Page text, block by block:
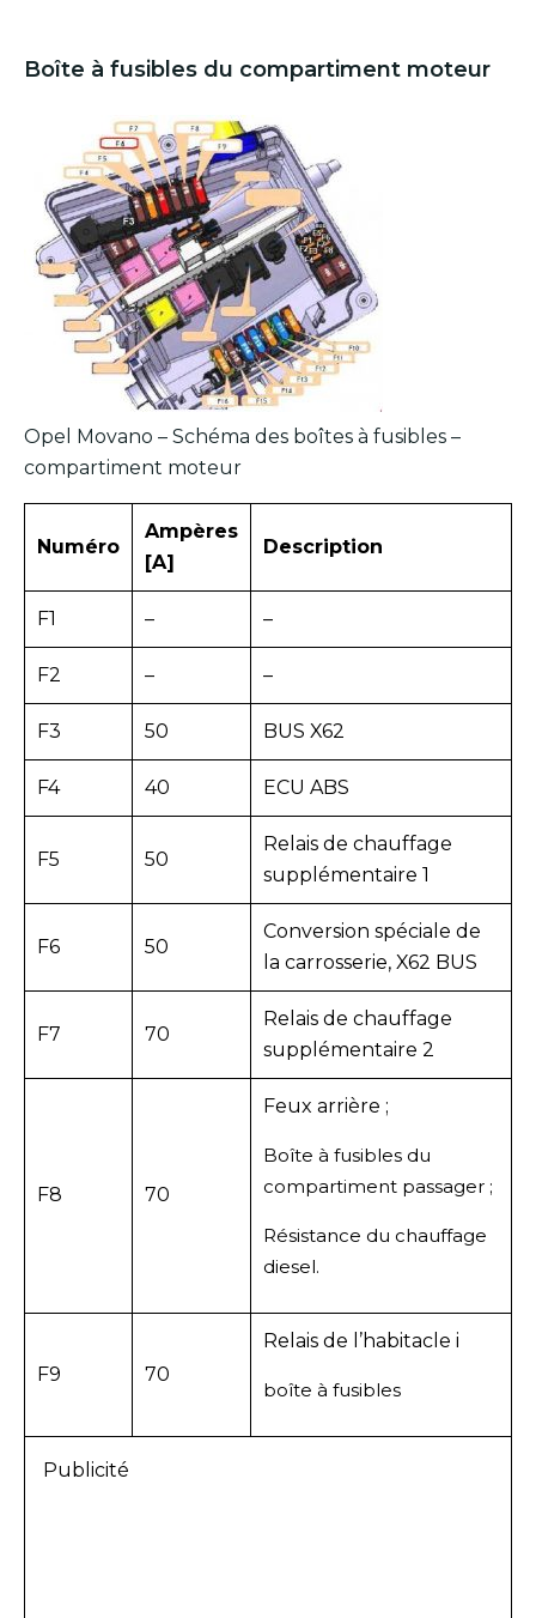
Boîte à fusibles du compartiment moteur
Opel Movano – Schéma des boîtes à fusibles –
compartiment moteur
Numéro
Ampères
[A]
Description
F1 – –
F2 – –
F3 50 BUS X62
F4 40 ECU ABS
F5 50
Relais de chauffage
supplémentaire 1
F6 50
Conversion spéciale de
la carrosserie, X62 BUS
F7 70
Relais de chauffage
supplémentaire 2
F8 70
Feux arrière ;
Boîte à fusibles du
compartiment passager ;
Résistance du chauffage
diesel.
F9 70
Relais de l’habitacle i
boîte à fusibles
Publicité